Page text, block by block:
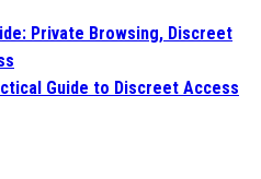
Private Browsing, Discreet
Guide to Discreet Access